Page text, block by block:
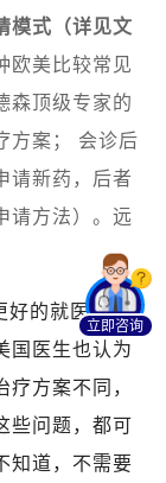
模式（详见文
欧美比较常见
森顶级专家的
方案； 会诊后
请新药，后者
方法） 。远
好的就医体验，
国医生也认为
方案不同，
些问题，都可
知道，不需要
立即咨询